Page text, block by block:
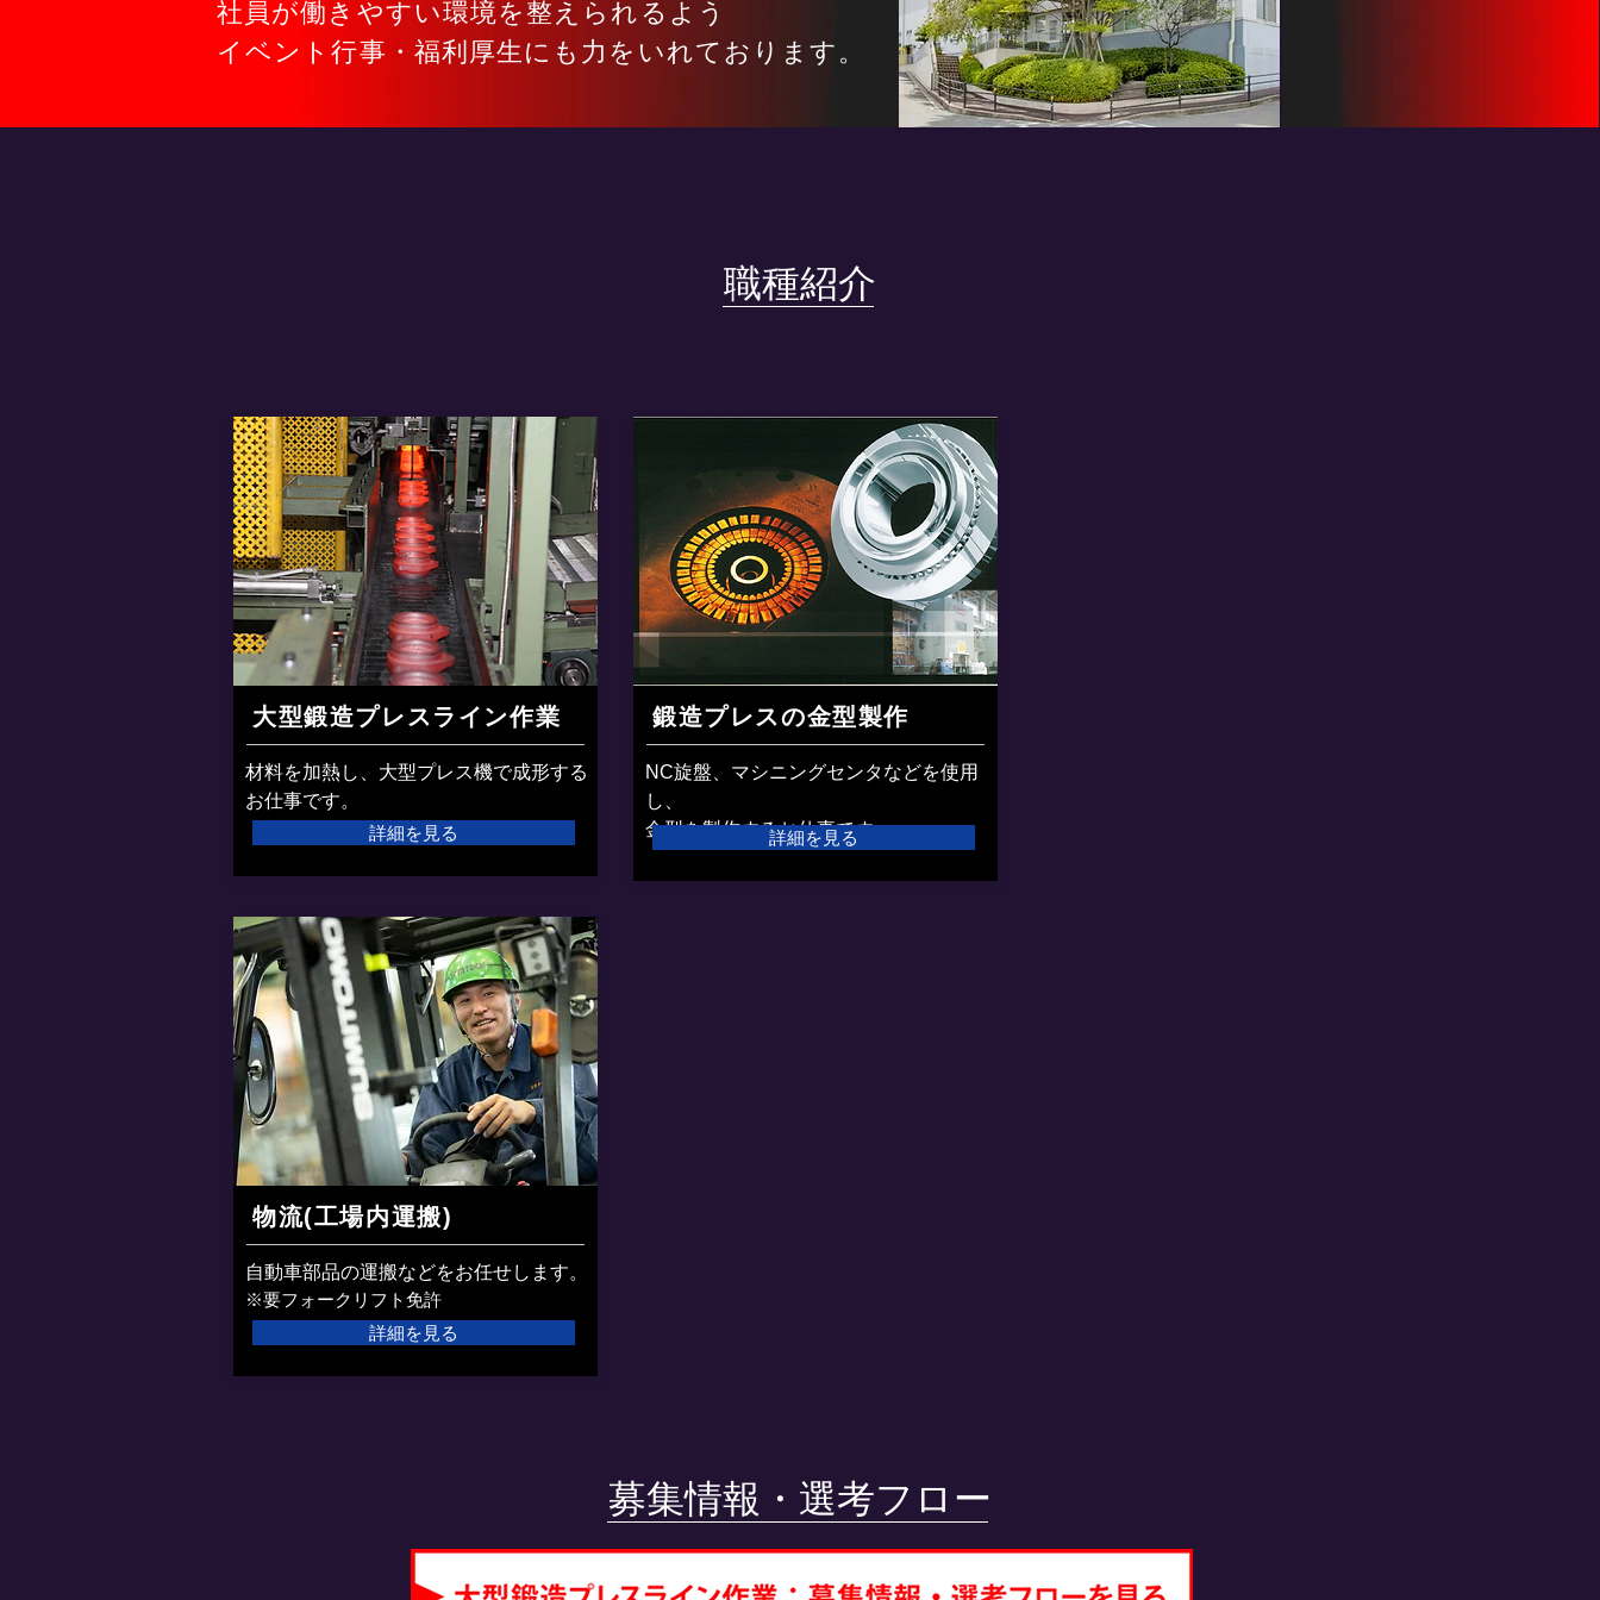
社員が働きやすい環境を整えられるよう
​イベント行事・福利厚生にも力をいれております。
職種紹介
​大型鍛造プレスライン作業
材料を加熱し、大型プレス機で成形する
お仕事です。
詳細を見る
鍛造プレスの金型製作
NC旋盤、マシニングセンタなどを使用
し、
​金型を製作するお仕事です。
詳細を見る
物流(工場内運搬)
自動車部品の運搬などをお任せします。
​※要フォークリフト免許
詳細を見る
​募集情報・選考フロー